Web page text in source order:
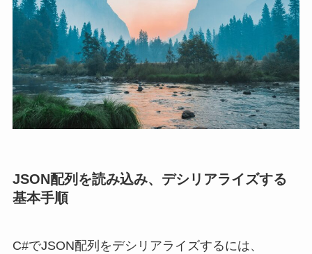
JSON配列を読み込み、デシリアライズする
基本手順
C#でJSON配列をデシリアライズするには、